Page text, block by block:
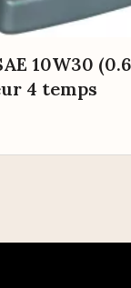
10W30
4 temps